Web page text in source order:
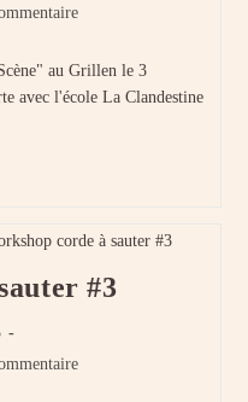
au Grillen le 3
avec l'école La Clandestine
#3